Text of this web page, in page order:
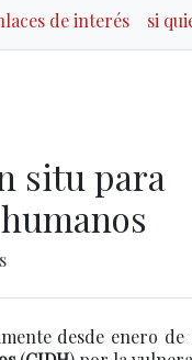
de interés si
situ para
desde enero de